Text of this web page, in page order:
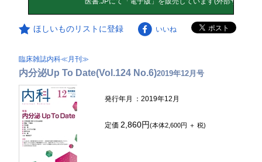
ほしいものリストに登録 いいね
臨床雑誌内科≪月刊≫
内分泌Up To Date(Vol.124 No.6)2019年12月号
発行年月 ：2019年12月
定価2,860円(本体2,600円 ＋ 税)